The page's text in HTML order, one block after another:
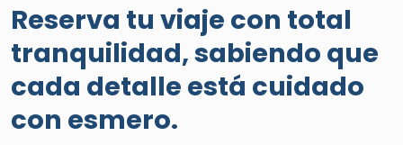
Reserva tu viaje con total
tranquilidad, sabiendo que
cada detalle está cuidado
con esmero.